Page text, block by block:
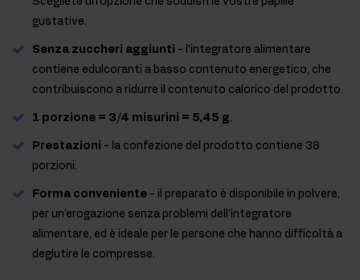
gustative.
Senza zuccheri aggiunti - l'integratore alimentare
contiene edulcoranti a basso contenuto energetico, che
contribuiscono a ridurre il contenuto calorico del prodotto.
1 porzione = 3/4 misurini = 5,45 g.
Prestazioni - la confezione del prodotto contiene 38
porzioni.
Forma conveniente - il preparato è disponibile in polvere,
per un'erogazione senza problemi dell'integratore
alimentare, ed è ideale per le persone che hanno difficoltà a
deglutire le compresse.